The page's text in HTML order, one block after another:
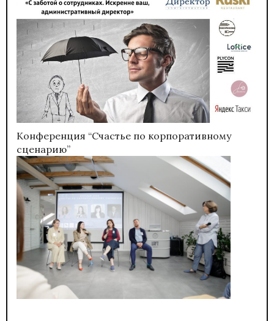
Конференция “Счастье по корпоративному
сценарию”